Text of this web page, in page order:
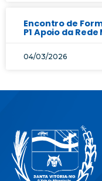
Encontro de
P1 Apoio da
04/03/2026